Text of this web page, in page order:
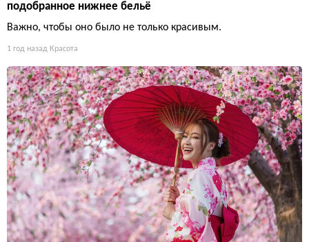
подобранное нижнее бельё
Важно, чтобы оно было не только красивым.
1 год назад Красота